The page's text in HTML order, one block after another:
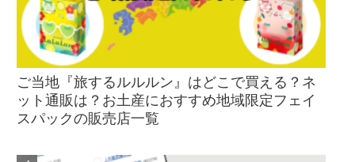
ご当地『旅するルルルン』はどこで買える？ネ
ット通販は？お土産におすすめ地域限定フェイ
スパックの販売店一覧